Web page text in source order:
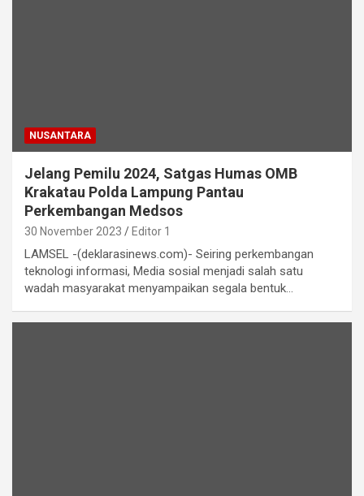
NUSANTARA
Jelang Pemilu 2024, Satgas Humas OMB
Krakatau Polda Lampung Pantau
Perkembangan Medsos
30 November 2023 Editor 1
LAMSEL -(deklarasinews.com)- Seiring perkembangan
teknologi informasi, Media sosial menjadi salah satu
wadah masyarakat menyampaikan segala bentuk…